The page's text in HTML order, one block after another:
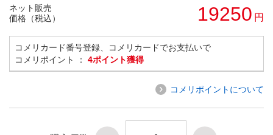
ネット販売
価格（税込）
19250 円
コメリカード番号登録、コメリカードでお支払いで
コメリポイント ： 4ポイント獲得
コメリポイントについて